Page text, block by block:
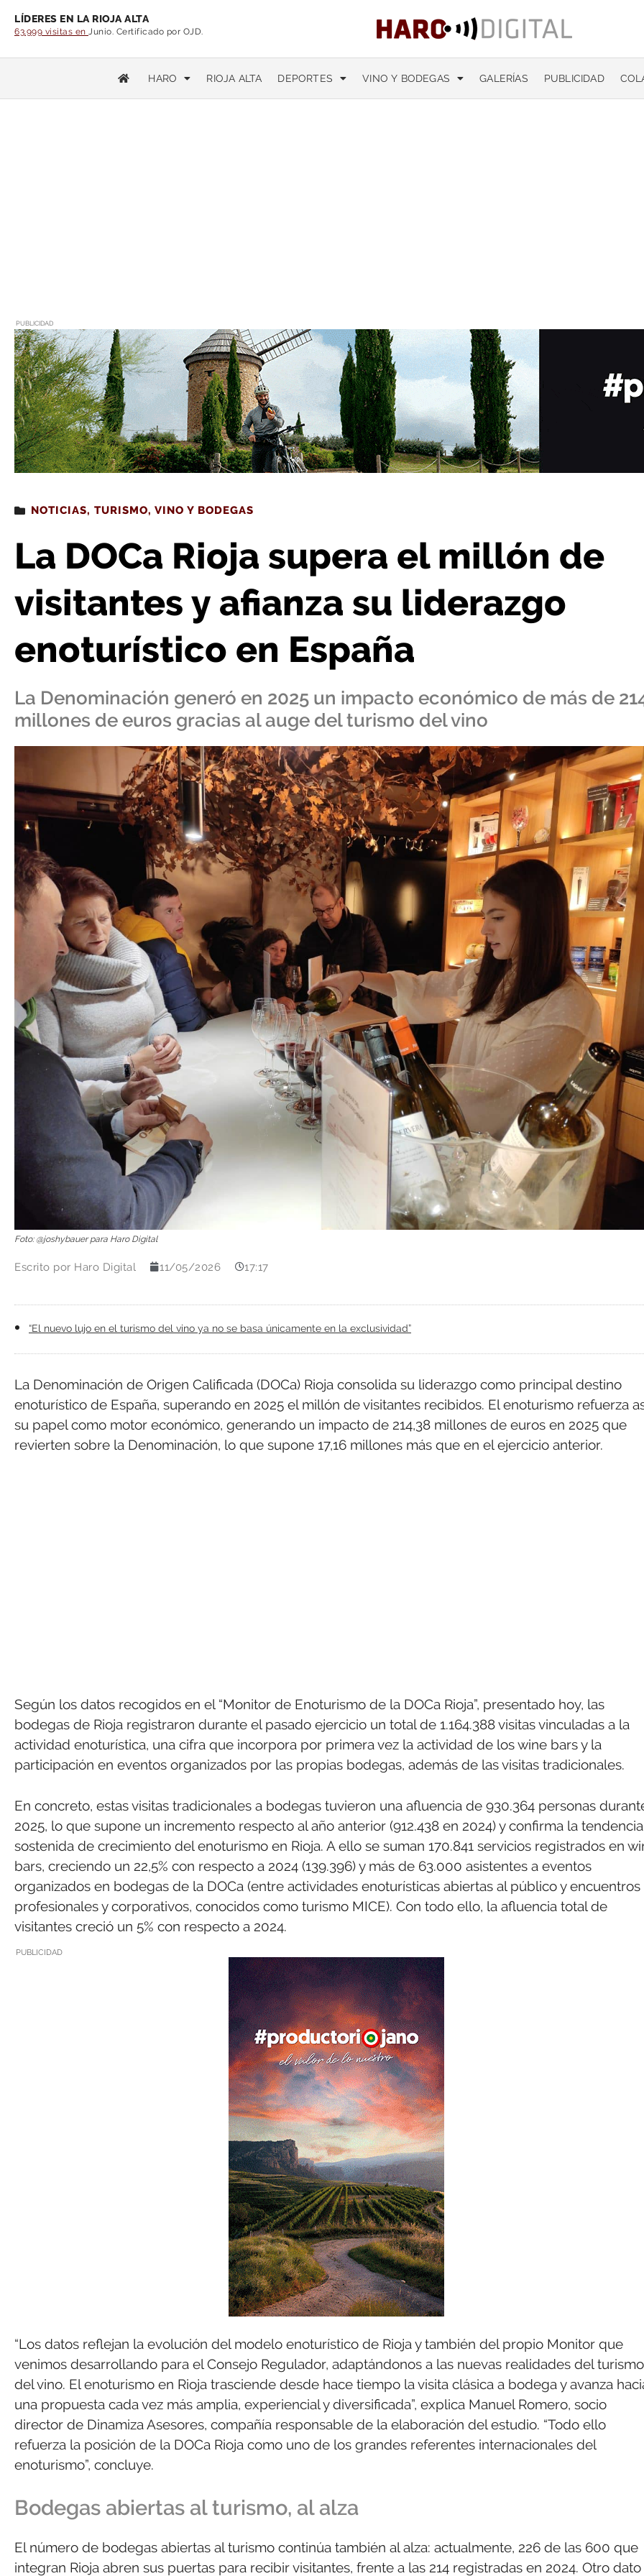
LÍDERES EN LA RIOJA ALTA
63.999 visitas en Junio. Certificado por OJD.
HARO RIOJA ALTA DEPORTES VINO Y BODEGAS GALERÍAS PUBLICIDAD
PUBLICIDAD
Estás leyendo: La DOCa Rioja supera el millón de visitantes y afianza su liderazgo enoturístico en España
NOTICIAS, TURISMO, VINO Y BODEGAS
La DOCa Rioja supera el millón de
visitantes y afianza su liderazgo
enoturístico en España
La Denominación generó en 2025 un impacto económico de más de
millones de euros gracias al auge del turismo del vino
Foto: @joshybauer para Haro Digital
Escrito por Haro Digital 11/05/2026 17:17
“El nuevo lujo en el turismo del vino ya no se basa únicamente en la exclusividad”
La Denominación de Origen Calificada (DOCa) Rioja consolida su liderazgo como principal destino
enoturístico de España, superando en 2025 el millón de visitantes recibidos. El enoturismo refuerza
su papel como motor económico, generando un impacto de 214,38 millones de euros en 2025 que
revierten sobre la Denominación, lo que supone 17,16 millones más que en el ejercicio anterior.
Según los datos recogidos en el “Monitor de Enoturismo de la DOCa Rioja”, presentado hoy, las
bodegas de Rioja registraron durante el pasado ejercicio un total de 1.164.388 visitas vinculadas a la
actividad enoturística, una cifra que incorpora por primera vez la actividad de los wine bars y la
participación en eventos organizados por las propias bodegas, además de las visitas tradicionales.
En concreto, estas visitas tradicionales a bodegas tuvieron una afluencia de 930.364 personas
2025, lo que supone un incremento respecto al año anterior (912.438 en 2024) y confirma la tendencia
sostenida de crecimiento del enoturismo en Rioja. A ello se suman 170.841 servicios registrados en
bars, creciendo un 22,5% con respecto a 2024 (139.396) y más de 63.000 asistentes a eventos
organizados en bodegas de la DOCa (entre actividades enoturísticas abiertas al público y encuentros
profesionales y corporativos, conocidos como turismo MICE). Con todo ello, la afluencia total de
visitantes creció un 5% con respecto a 2024.
PUBLICIDAD
“Los datos reflejan la evolución del modelo enoturístico de Rioja y también del propio Monitor que
venimos desarrollando para el Consejo Regulador, adaptándonos a las nuevas realidades del turismo
del vino. El enoturismo en Rioja trasciende desde hace tiempo la visita clásica a bodega y avanza
una propuesta cada vez más amplia, experiencial y diversificada”, explica Manuel Romero, socio
director de Dinamiza Asesores, compañía responsable de la elaboración del estudio. “Todo ello
refuerza la posición de la DOCa Rioja como uno de los grandes referentes internacionales del
enoturismo”, concluye.
Bodegas abiertas al turismo, al alza
El número de bodegas abiertas al turismo continúa también al alza: actualmente, 226 de las 600 que
integran Rioja abren sus puertas para recibir visitantes, frente a las 214 registradas en 2024. Otro dato